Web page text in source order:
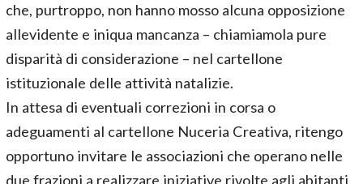
che, purtroppo, non hanno mosso alcuna opposizione
allevidente e iniqua mancanza – chiamiamola pure
disparità di considerazione – nel cartellone
istituzionale delle attività natalizie.
In attesa di eventuali correzioni in corsa o
adeguamenti al cartellone Nuceria Creativa, ritengo
opportuno invitare le associazioni che operano nelle
due frazioni a realizzare iniziative rivolte agli abitanti